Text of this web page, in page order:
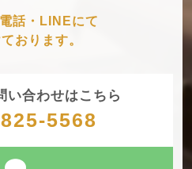
話・LINEにて
おります。
い合わせはこちら
5568